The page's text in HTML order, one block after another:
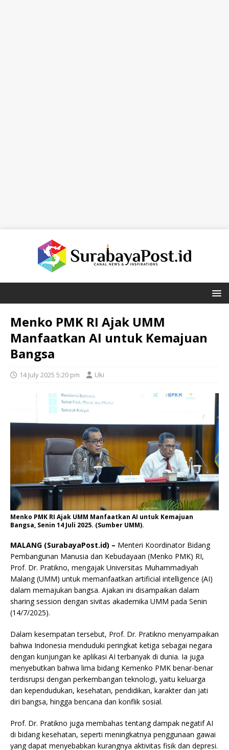
Menko PMK RI Ajak UMM
Manfaatkan AI untuk Kemajuan
Bangsa
14 July 2025 5:20 pm Uki
Menko PMK RI Ajak UMM Manfaatkan AI untuk Kemajuan
Bangsa, Senin 14 Juli 2025. (Sumber UMM).
MALANG (SurabayaPost.id) – Menteri Koordinator Bidang
Pembangunan Manusia dan Kebudayaan (Menko PMK) RI,
Prof. Dr. Pratikno, mengajak Universitas Muhammadiyah
Malang (UMM) untuk memanfaatkan artificial intelligence (AI)
dalam memajukan bangsa. Ajakan ini disampaikan dalam
sharing session dengan sivitas akademika UMM pada Senin
(14/7/2025).
Dalam kesempatan tersebut, Prof. Dr. Pratikno menyampaikan
bahwa Indonesia menduduki peringkat ketiga sebagai negara
dengan kunjungan ke aplikasi AI terbanyak di dunia. Ia juga
menyebutkan bahwa lima bidang Kemenko PMK benar-benar
terdisrupsi dengan perkembangan teknologi, yaitu keluarga
dan kependudukan, kesehatan, pendidikan, karakter dan jati
diri bangsa, hingga bencana dan konflik sosial.
Prof. Dr. Pratikno juga membahas tentang dampak negatif AI
di bidang kesehatan, seperti meningkatnya penggunaan gawai
yang dapat menyebabkan kurangnya aktivitas fisik dan depresi.